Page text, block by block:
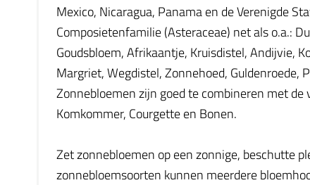
Mexico, Nicaragua, Panama en de Verenigde
Composietenfamilie (Asteraceae) net als o.a.:
Goudsbloem, Afrikaantje, Kruisdistel, Andijvie,
Margriet, Wegdistel, Zonnehoed, Guldenroede,
Zonnebloemen zijn goed te combineren met
Komkommer, Courgette en Bonen.
Zet zonnebloemen op een zonnige, beschutte
zonnebloemsoorten kunnen meerdere